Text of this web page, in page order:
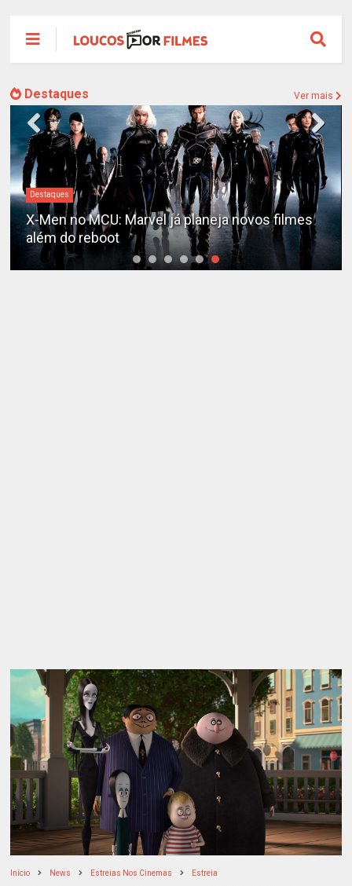
Destaques Ver mais
Destaques
X-Men no MCU: Marvel já planeja novos filmes
além do reboot
Início News Estreias Nos Cinemas Estreia